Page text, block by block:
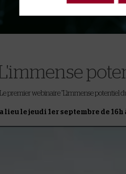
premier webinaire "L'immense potentiel
lieu le jeudi 1er septembre de